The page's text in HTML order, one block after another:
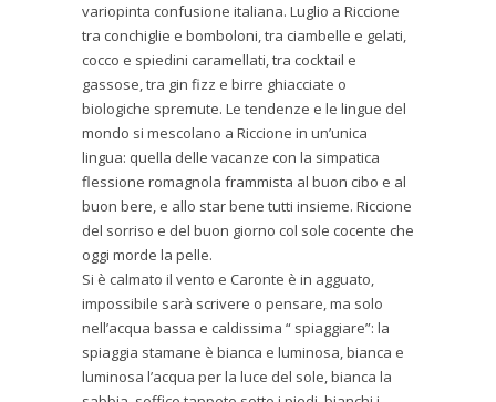
variopinta confusione italiana. Luglio a Riccione
tra conchiglie e bomboloni, tra ciambelle e gelati,
cocco e spiedini caramellati, tra cocktail e
gassose, tra gin fizz e birre ghiacciate o
biologiche spremute. Le tendenze e le lingue del
mondo si mescolano a Riccione in un’unica
lingua: quella delle vacanze con la simpatica
flessione romagnola frammista al buon cibo e al
buon bere, e allo star bene tutti insieme. Riccione
del sorriso e del buon giorno col sole cocente che
oggi morde la pelle.
Si è calmato il vento e Caronte è in agguato,
impossibile sarà scrivere o pensare, ma solo
nell’acqua bassa e caldissima “ spiaggiare”: la
spiaggia stamane è bianca e luminosa, bianca e
luminosa l’acqua per la luce del sole, bianca la